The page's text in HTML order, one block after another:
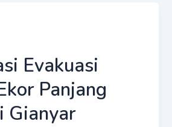
Evakuasi
Panjang
Gianyar